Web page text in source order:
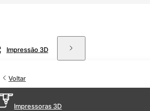
Impressão 3D
Voltar
Impressoras 3D